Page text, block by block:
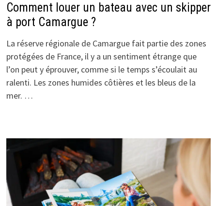
Comment louer un bateau avec un skipper
à port Camargue ?
La réserve régionale de Camargue fait partie des zones
protégées de France, il y a un sentiment étrange que
l’on peut y éprouver, comme si le temps s’écoulait au
ralenti. Les zones humides côtières et les bleus de la
mer. …